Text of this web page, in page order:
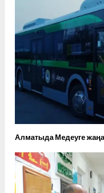
Алматыда Медеуге